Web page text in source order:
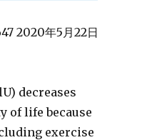
2020年5月22日
decreases
of life because
exercise